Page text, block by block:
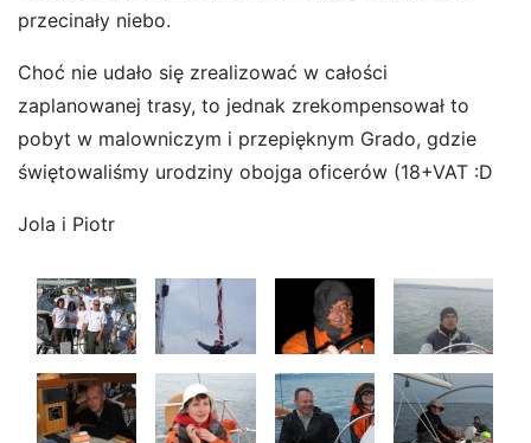
przecinały niebo.
Choć nie udało się zrealizować w całości
zaplanowanej trasy, to jednak zrekompensował to
pobyt w malowniczym i przepięknym Grado, gdzie
świętowaliśmy urodziny obojga oficerów (18+VAT :D
Jola i Piotr